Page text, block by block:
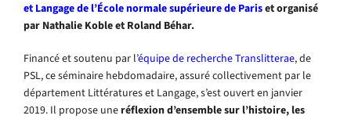
et Langage de l’École normale supérieure de Pariset organisé
par Nathalie Koble et Roland Béhar.
Financé et soutenu par l’équipe de recherche Translitterae, de
PSL, ce séminaire hebdomadaire, assuré collectivement par le
département Littératures et Langage, s’est ouvert en janvier
2019. Il propose uneréflexion d’ensemble sur l’histoire, les